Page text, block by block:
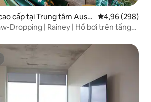
cấp tại Trung tâm Austi
Xếp hạng
4,96 (298)
Dropping | Rainey | Hồ bơi trên tầng